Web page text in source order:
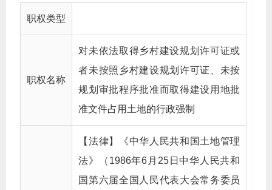
职权类型
职权名称
对未依法取得乡村建设规划许可证或
者未按照乡村建设规划许可证、未按
规划审批程序批准而取得建设用地批
准文件占用土地的行政强制
【法律】《中华人民共和国土地管理
法》（1986年6月25日中华人民共和
国第六届全国人民代表大会常务委员